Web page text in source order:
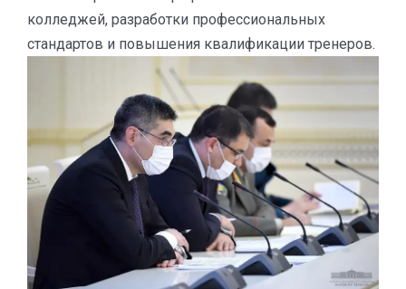
колледжей, разработки профессиональных
стандартов и повышения квалификации тренеров.